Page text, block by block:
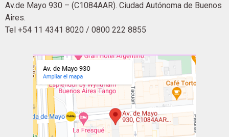
Av.de Mayo 930 – (C1084AAR). Ciudad Autónoma de Buenos
Aires.
Tel +54 11 4341 8020 / 0800 222 8855